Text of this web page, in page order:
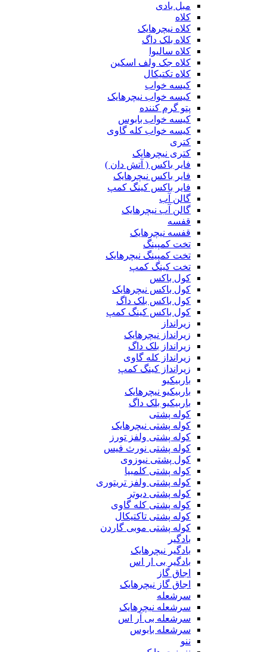
مبل بادی
کلاه
کلاه نیچرهایک
کلاه بلک داگ
کلاه سالیوا
کلاه جک‌ ولف‌ اسکین
کلاه تکتیکال
کیسه خواب
کیسه خواب نیچرهایک
پتو گرم کننده
کیسه خواب بابوس
کیسه خواب کله گاوی
کتری
کتری نیچرهایک
فایر باکس ( آتش دان )
فایر باکس نیچرهایک
فایر باکس کینگ کمپ
گالن آب
گالن آب نیچرهایک
قفسه
قفسه نیچرهایک
تخت کمپینگ
تخت کمپینگ نیچرهایک
تخت کینگ کمپ
کول باکس
کول باکس نیچرهایک
کول باکس بلک داگ
کول باکس کینگ کمپ
زیرانداز
زیرانداز نیچرهایک
زیرانداز بلک داگ
زیرانداز کله گاوی
زیرانداز کینگ کمپ
باربیکیو
باربیکیو نیچرهایک
باربیکیو بلک داگ
کوله پشتی
کوله پشتی نیچرهایک
کوله پشتی ولفز تورز
کوله پشتی نورث فیس
کول پشتی نیوزوی
کوله پشتی کلمبیا
کوله پشتی ولفز تریتوری
کوله پشتی دیوتر
کوله پشتی کله گاوی
کوله پشتی تاکتیکال
کوله پشتی موبی گاردن
بادگیر
بادگیر نیچرهایک
بادگیر بی ار اس
اجاق گاز
اجاق گاز نیچرهایک
سرشعله
سرشعله نیچرهایک
سرشعله بی آر اس
سرشعله بابوس
ننو